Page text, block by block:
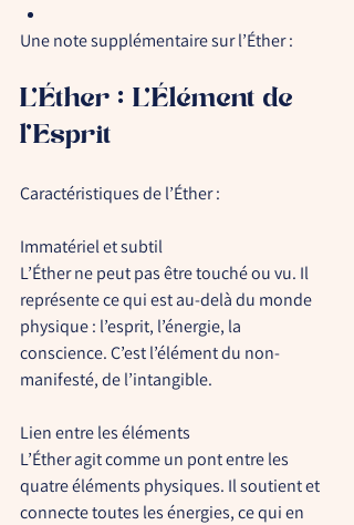
Une note supplémentaire sur l’Éther :
L’Éther : L’Élément de
l’Esprit
Caractéristiques de l’Éther :
Immatériel et subtil
L’Éther ne peut pas être touché ou vu. Il
représente ce qui est au-delà du monde
physique : l’esprit, l’énergie, la
conscience. C’est l’élément du non-
manifesté, de l’intangible.
Lien entre les éléments
L’Éther agit comme un pont entre les
quatre éléments physiques. Il soutient et
connecte toutes les énergies, ce qui en